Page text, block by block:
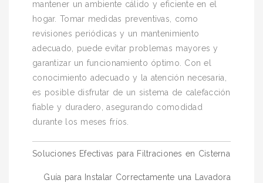
mantener un ambiente cálido y eficiente en el
hogar. Tomar medidas preventivas, como
revisiones periódicas y un mantenimiento
adecuado, puede evitar problemas mayores y
garantizar un funcionamiento óptimo. Con el
conocimiento adecuado y la atención necesaria,
es posible disfrutar de un sistema de calefacción
fiable y duradero, asegurando comodidad
durante los meses fríos.
Navegación
de
Soluciones Efectivas para Filtraciones en Cisterna
Guía para Instalar Correctamente una Lavadora